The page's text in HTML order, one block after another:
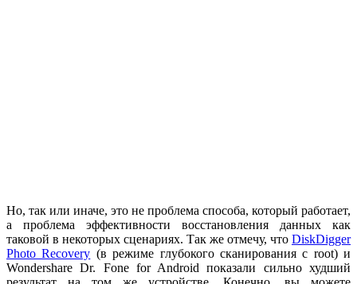
Но, так или иначе, это не проблема способа, который работает,
а проблема эффективности восстановления данных как
таковой в некоторых сценариях. Так же отмечу, что DiskDigger
Photo Recovery (в режиме глубокого сканирования с root) и
Wondershare Dr. Fone for Android показали сильно худший